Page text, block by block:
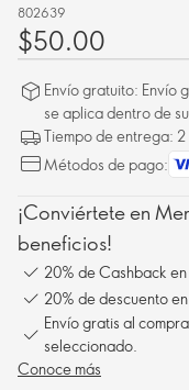
802639
$50.00
Envío gratuito: Envío
se aplica dentro de
Tiempo de entrega:
Métodos de pago:
¡Conviértete en
beneficios!
20% de Cashback
20% de descuento
Envío gratis al
seleccionado.
Conoce más